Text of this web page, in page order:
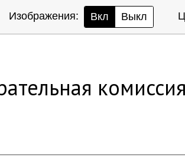
Изображения: Вкл Выкл
комиссия